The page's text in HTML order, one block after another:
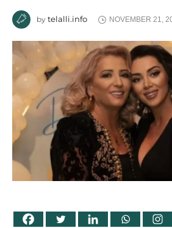
by telalli.info NOVEMBER 21,